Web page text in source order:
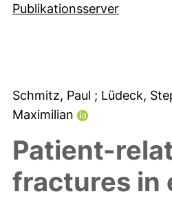
Publikationsserver
Schmitz, Paul ; Lüdeck,
Maximilian
Patient-
fractures in